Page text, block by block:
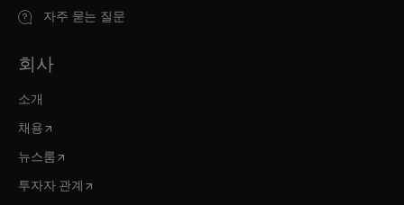
자주 묻는 질문
회사
소개
채용새 탭에서 열림
뉴스룸새 탭에서 열림
투자자 관계 새 탭에서 열림